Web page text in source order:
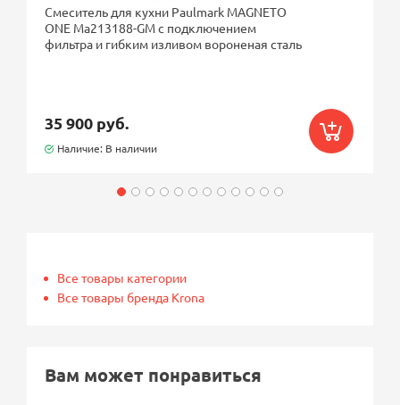
Смеситель для кухни Paulmark MAGNETO
ONE Ma213188-GM с подключением
фильтра и гибким изливом вороненая сталь
35 900 руб.
Наличие: В наличии
Все товары категории
Все товары бренда Krona
Вам может понравиться